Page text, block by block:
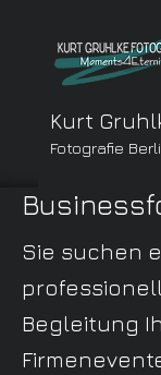
Kurt
Fotografie
Sie suchen
Begleitung